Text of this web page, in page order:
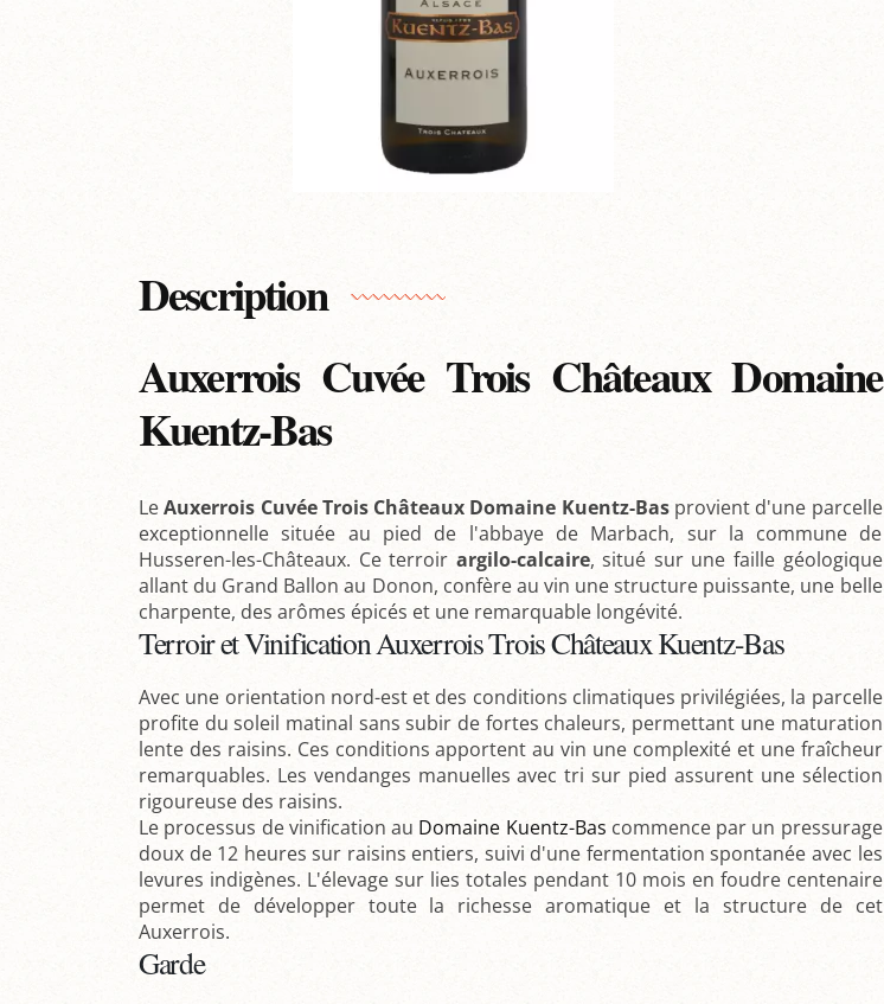
Description
Auxerrois Cuvée Trois Châteaux Domaine
Kuentz-Bas
LeAuxerrois Cuvée Trois Châteaux Domaine Kuentz-Basprovient d'une parcelle
exceptionnelle située au pied de l'abbaye de Marbach, sur la commune de
Husseren-les-Châteaux. Ce terroir argilo-calcaire, situé sur une faille géologique
allant du Grand Ballon au Donon, confère au vin une structure puissante, une belle
charpente, des arômes épicés et une remarquable longévité.
Terroir et Vinification Auxerrois Trois Châteaux Kuentz-Bas
Avec une orientation nord-est et des conditions climatiques privilégiées, la parcelle
profite du soleil matinal sans subir de fortes chaleurs, permettant une maturation
lente des raisins. Ces conditions apportent au vin une complexité et une fraîcheur
remarquables. Les vendanges manuelles avec tri sur pied assurent une sélection
rigoureuse des raisins.
Le processus de vinification au Domaine Kuentz-Bas commence par un pressurage
doux de 12 heures sur raisins entiers, suivi d'une fermentation spontanée avec les
levures indigènes. L'élevage sur lies totales pendant 10 mois en foudre centenaire
permet de développer toute la richesse aromatique et la structure de cet
Auxerrois.
Garde